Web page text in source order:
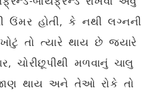
ઉંમર હોતી, કે નથી લગ્નની
તો ત્યારે થાય છે જ્યારે
ચોરીછૂપીથી મળવાનું ચાલુ
થાય અને તેઓ રોકે તો